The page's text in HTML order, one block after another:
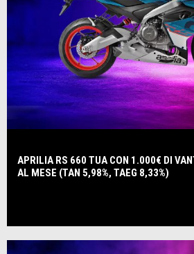
APRILIA RS 660 TUA CON 1.000€ DI
AL MESE (TAN 5,98%, TAEG 8,33%)